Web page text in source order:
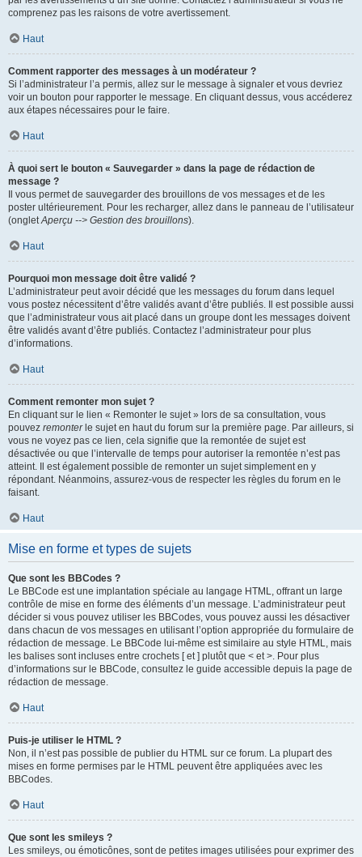
comprenez pas les raisons de votre avertissement.
Haut
Comment rapporter des messages à un modérateur ?
Si l’administrateur l’a permis, allez sur le message à signaler et vous devriez
voir un bouton pour rapporter le message. En cliquant dessus, vous accéderez
aux étapes nécessaires pour le faire.
Haut
À quoi sert le bouton « Sauvegarder » dans la page de rédaction de
message ?
Il vous permet de sauvegarder des brouillons de vos messages et de les
poster ultérieurement. Pour les recharger, allez dans le panneau de l’utilisateur
(ongletAperçu --> Gestion des brouillons).
Haut
Pourquoi mon message doit être validé ?
L’administrateur peut avoir décidé que les messages du forum dans lequel
vous postez nécessitent d’être validés avant d’être publiés. Il est possible aussi
que l’administrateur vous ait placé dans un groupe dont les messages doivent
être validés avant d’être publiés. Contactez l’administrateur pour plus
d’informations.
Haut
Comment remonter mon sujet ?
En cliquant sur le lien « Remonter le sujet » lors de sa consultation, vous
pouvez remonterle sujet en haut du forum sur la première page. Par ailleurs, si
vous ne voyez pas ce lien, cela signifie que la remontée de sujet est
désactivée ou que l’intervalle de temps pour autoriser la remontée n’est pas
atteint. Il est également possible de remonter un sujet simplement en y
répondant. Néanmoins, assurez-vous de respecter les règles du forum en le
faisant.
Haut
Mise en forme et types de sujets
Que sont les BBCodes ?
Le BBCode est une implantation spéciale au langage HTML, offrant un large
contrôle de mise en forme des éléments d’un message. L’administrateur peut
décider si vous pouvez utiliser les BBCodes, vous pouvez aussi les désactiver
dans chacun de vos messages en utilisant l’option appropriée du formulaire de
rédaction de message. Le BBCode lui-même est similaire au style HTML, mais
les balises sont incluses entre crochets [ et ] plutôt que < et >. Pour plus
d’informations sur le BBCode, consultez le guide accessible depuis la page de
rédaction de message.
Haut
Puis-je utiliser le HTML ?
Non, il n’est pas possible de publier du HTML sur ce forum. La plupart des
mises en forme permises par le HTML peuvent être appliquées avec les
BBCodes.
Haut
Que sont les smileys ?
Les smileys, ou émoticônes, sont de petites images utilisées pour exprimer des